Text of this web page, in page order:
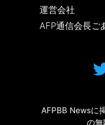
運営会社
AFP通信会長ご
AFPBB Newsに
の無